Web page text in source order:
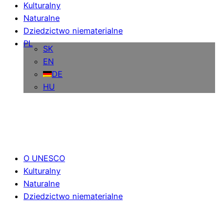
Kulturalny
Naturalne
Dziedzictwo niematerialne
PL
SK
EN
DE
HU
O UNESCO
Kulturalny
Naturalne
Dziedzictwo niematerialne